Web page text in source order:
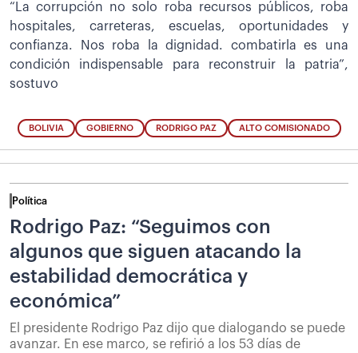
“La corrupción no solo roba recursos públicos, roba
hospitales, carreteras, escuelas, oportunidades y
confianza. Nos roba la dignidad. combatirla es una
condición indispensable para reconstruir la patria”,
sostuvo
BOLIVIA GOBIERNO RODRIGO PAZ ALTO COMISIONADO
Política
Rodrigo Paz: “Seguimos con
algunos que siguen atacando la
estabilidad democrática y
económica”
El presidente Rodrigo Paz dijo que dialogando se puede
avanzar. En ese marco, se refirió a los 53 días de